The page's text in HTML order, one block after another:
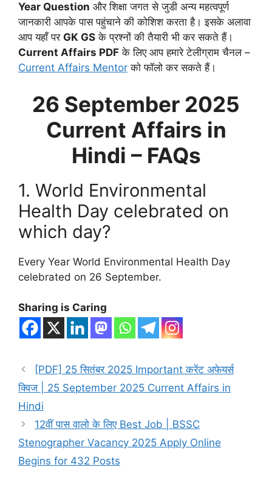
Year Question और शिक्षा जगत से जुडी अन्य महत्वपूर्ण
जानकारी आपके पास पहुंचाने की कोशिश करता है। इसके अलावा
आप यहाँ पर GK GS के प्रश्नों की तैयारी भी कर सकते हैं।
Current Affairs PDF के लिए आप हमारे टेलीग्राम चैनल –
Current Affairs Mentor को फॉलो कर सकते हैं।
26 September 2025
Current Affairs in
Hindi – FAQs
1. World Environmental
Health Day celebrated on
which day?
Every Year World Environmental Health Day
celebrated on 26 September.
Sharing is Caring
[PDF] 25 सितंबर 2025 Important करेंट अफेयर्स
क्विज | 25 September 2025 Current Affairs in
Hindi
12वीं पास वालो के लिए Best Job | BSSC
Stenographer Vacancy 2025 Apply Online
Begins for 432 Posts